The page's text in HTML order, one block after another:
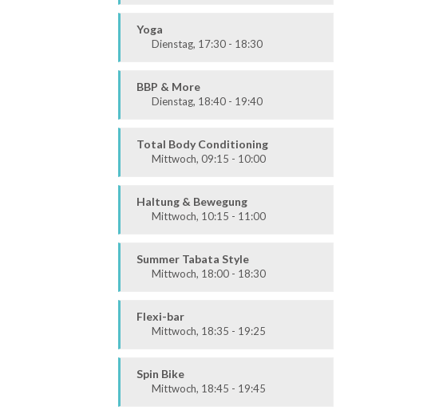
Alle
Yoga
Dienstag, 17:30 - 18:30
Alle
BBP & More
Dienstag, 18:40 - 19:40
Alle
Total Body Conditioning
Mittwoch, 09:15 - 10:00
Alle
Haltung & Bewegung
Mittwoch, 10:15 - 11:00
Prävention
Summer Tabata Style
Mittwoch, 18:00 - 18:30
Mittel / Fortgeschritten
Flexi-bar
Mittwoch, 18:35 - 19:25
Alle
Spin Bike
Mittwoch, 18:45 - 19:45